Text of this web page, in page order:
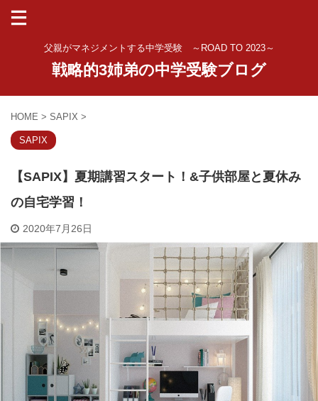
父親がマネジメントする中学受験 ～ROAD TO 2023～
戦略的3姉弟の中学受験ブログ
HOME > SAPIX >
SAPIX
【SAPIX】夏期講習スタート！&子供部屋と夏休み
の自宅学習！
2020年7月26日